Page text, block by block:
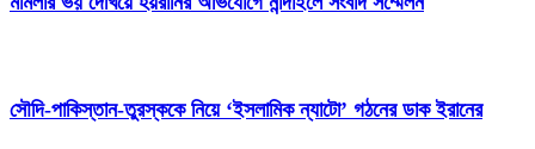
সৌদি-পাকিস্তান-তুরস্ককে নিয়ে ‘ইসলামিক ন্যাটো’ গঠনের ডাক ইরানের